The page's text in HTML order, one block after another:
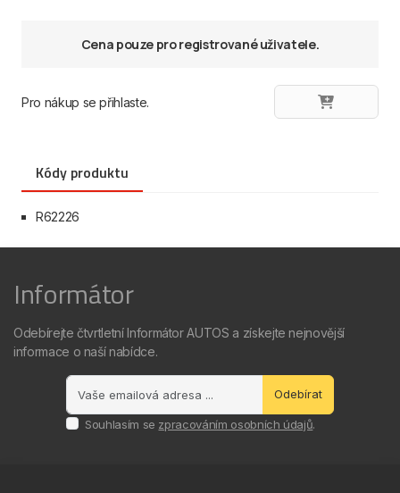
Cena pouze pro registrované uživatele.
Pro nákup se přihlaste.
Kódy produktu
R62226
Informátor
Odebírejte čtvrtletní Informátor AUTOS a získejte nejnovější
informace o naší nabídce.
Odebírat
Souhlasím se zpracováním osobních údajů.